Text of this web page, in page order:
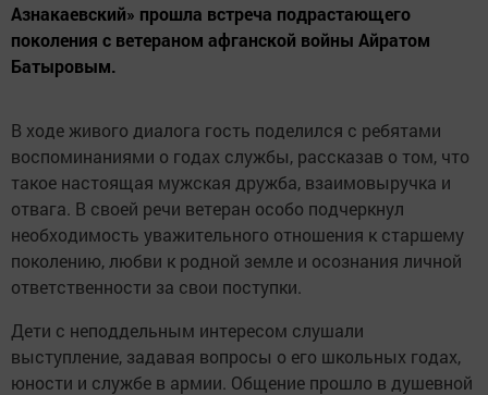
Азнакаевский» прошла встреча подрастающего
поколения с ветераном афганской войны Айратом
Батыровым.
В ходе живого диалога гость поделился с ребятами
воспоминаниями о годах службы, рассказав о том, что
такое настоящая мужская дружба, взаимовыручка и
отвага. В своей речи ветеран особо подчеркнул
необходимость уважительного отношения к старшему
поколению, любви к родной земле и осознания личной
ответственности за свои поступки.
Дети с неподдельным интересом слушали
выступление, задавая вопросы о его школьных годах,
юности и службе в армии. Общение прошло в душевной